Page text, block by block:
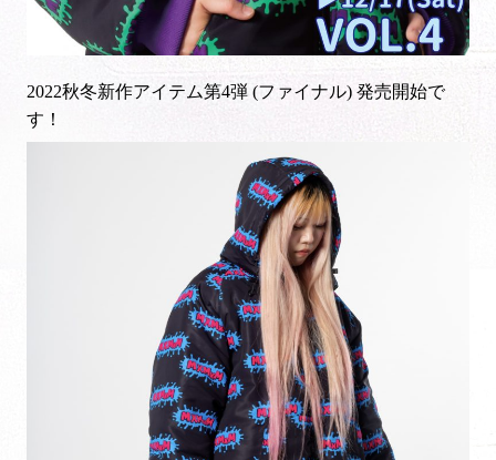
2022秋冬新作アイテム第4弾 (ファイナル) 発売開始で
す！